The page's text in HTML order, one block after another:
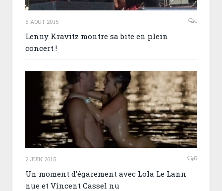
5 AOÛT 2015 1
Lenny Kravitz montre sa bite en plein
concert !
2 JUIN 2015 5
Un moment d’égarement avec Lola Le Lann
nue et Vincent Cassel nu